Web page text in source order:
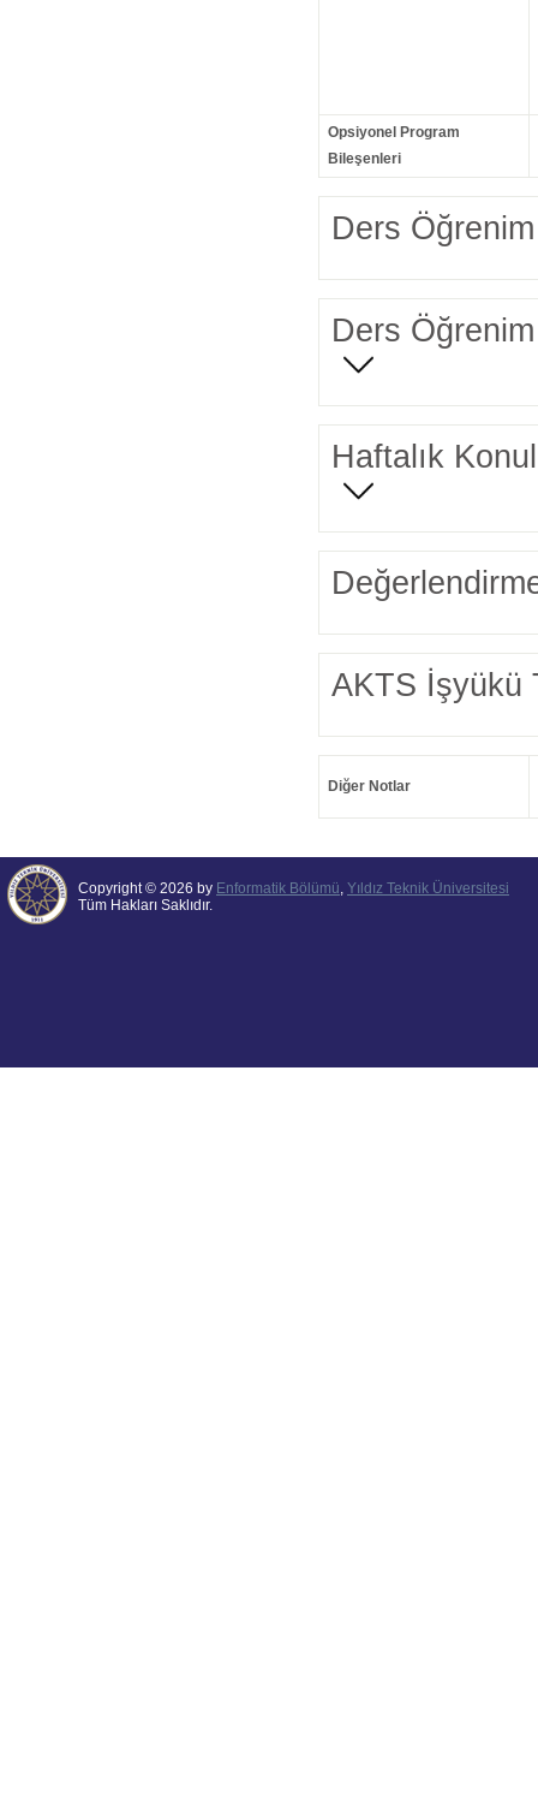
Opsiyonel Program
Bileşenleri
Ders Öğrenim
Ders Öğrenim
Haftalık
AKTS İşyükü
Diğer Notlar
Copyright © 2026 by Enformatik Bölümü, Yıldız Teknik Üniversitesi
Tüm Hakları Saklıdır.